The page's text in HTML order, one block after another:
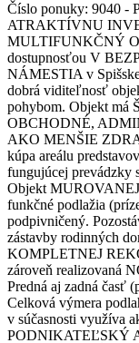
Číslo ponuky: 9040 -
ATRAKTÍVNU
MULTIFUNKČNÝ
dostupnosťou V
NÁMESTIA v
dobrá viditeľnosť
pohybom. Objekt
OBCHODNÉ,
AKO MENŠIE
kúpa areálu
fungujúcej prevádzky
Objekt
funkčné podlažia
podpivničený.
zástavby rodinných
KOMPLETNEJ
zároveň realizovaná
Predná aj zadná časť
Celková výmera
v súčasnosti
PODNIKATEĽSKÝ